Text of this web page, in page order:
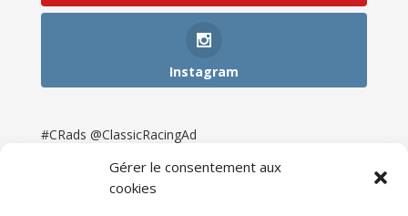
Gérer le consentement aux
cookies
Instagram
#CRads @ClassicRacingAd